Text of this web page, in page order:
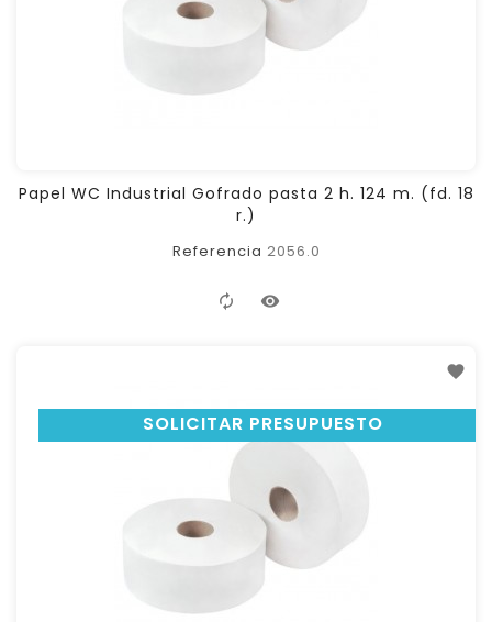
Papel WC Industrial Gofrado pasta 2 h. 124 m. (fd. 18
r.)
Referencia 2056.0
SOLICITAR PRESUPUESTO